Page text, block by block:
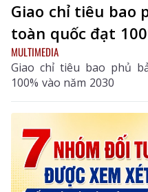
Giao chỉ tiêu bao
toàn quốc đạt
MULTIMEDIA
Giao chỉ tiêu bao phủ
100% vào năm 2030